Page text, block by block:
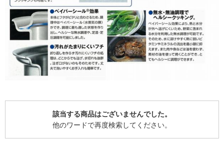
該当する商品はございませんでした。
他のワードで再度検索してください。